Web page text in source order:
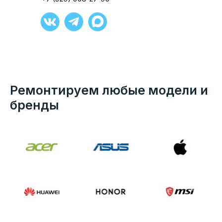
Ремонтируем любые модели и
бренды